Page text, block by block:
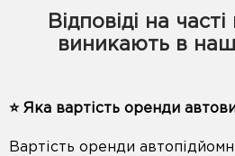
Відповіді на
виникають в
⭐️ Яка вартість оренди
Вартість оренди